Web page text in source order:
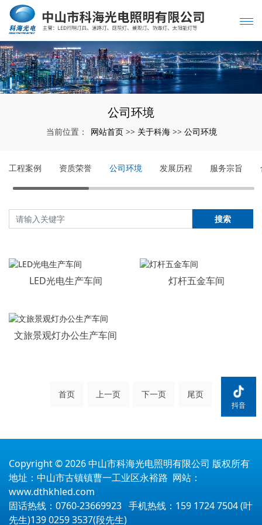
公司环境
当前位置： 网站首页 >> 关于科海 >> 公司环境
工程案例 资质荣誉 公司环境 发展历程 服务宗旨
搜索
LED光电生产车间 灯杆五金车间
文旅景观灯办公生产车间
首页 上一页 下一页 尾页
Copyright © 2026 中山市科海光电照明有限公司 版权所有
地址：中山市古镇镇曹一工业区永裕路 网站：
www.dthkhled.com
固话热线：0760-23669923 手机热线：159 1724 7504 (叶
先生)139 0259 3537(段先生)
抖音